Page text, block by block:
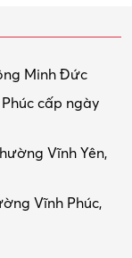
Minh Đức
cấp ngày
Vĩnh Yên,
Vĩnh Phúc,